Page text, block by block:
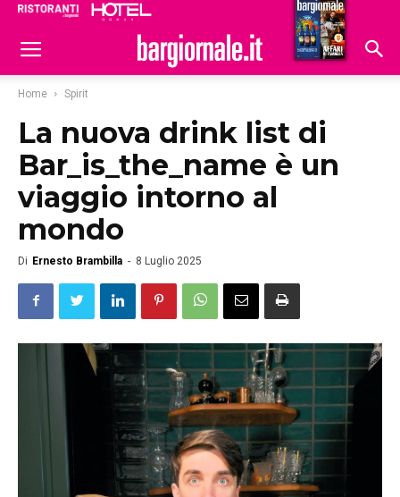
Hoteldomani
Home Spirit
La nuova drink list di
Bar_is_the_name è un
viaggio intorno al
mondo
Di Ernesto Brambilla - 8 Luglio 2025